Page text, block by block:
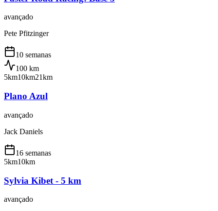
avançado
Pete Pfitzinger
10 semanas
100 km
5km10km21km
Plano Azul
avançado
Jack Daniels
16 semanas
5km10km
Sylvia Kibet - 5 km
avançado